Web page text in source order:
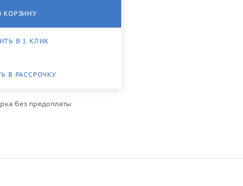
КОРЗИНУ
В 1 КЛИК
В РАССРОЧКУ
без предоплаты